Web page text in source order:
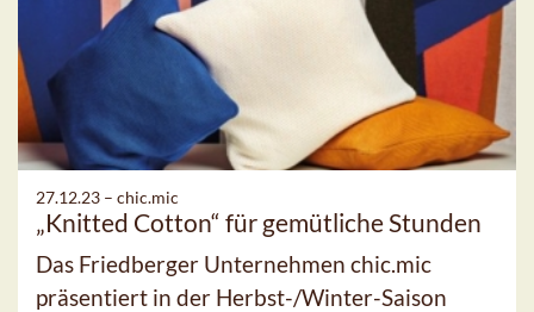
27.12.23 – chic.mic
„Knitted Cotton“ für gemütliche Stunden
Das Friedberger Unternehmen chic.mic
präsentiert in der Herbst-/Winter-Saison